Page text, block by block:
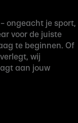
ongeacht je sport,
voor de juiste
te beginnen. Of
wij
aan jouw